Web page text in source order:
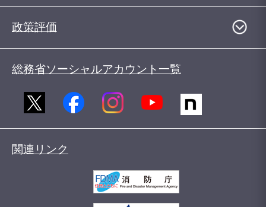
政策評価
総務省ソーシャルアカウント一覧
関連リンク